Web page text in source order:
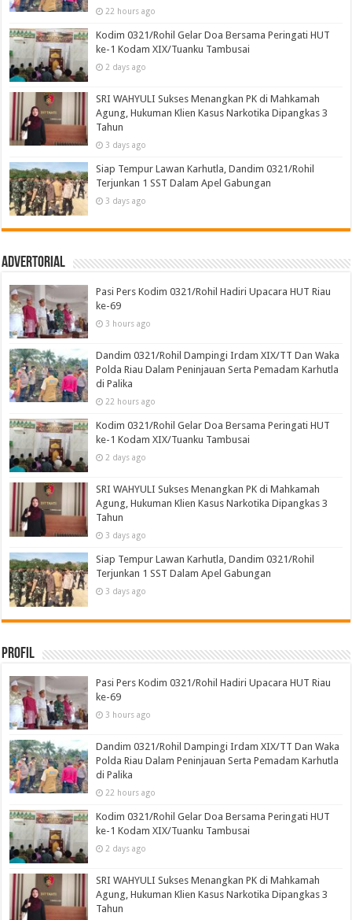
22 hours ago
Kodim 0321/Rohil Gelar Doa Bersama Peringati HUT
ke-1 Kodam XIX/Tuanku Tambusai
2 days ago
SRI WAHYULI Sukses Menangkan PK di Mahkamah
Agung, Hukuman Klien Kasus Narkotika Dipangkas 3
Tahun
3 days ago
Siap Tempur Lawan Karhutla, Dandim 0321/Rohil
Terjunkan 1 SST Dalam Apel Gabungan
3 days ago
Advertorial
Pasi Pers Kodim 0321/Rohil Hadiri Upacara HUT Riau
ke-69
3 hours ago
Dandim 0321/Rohil Dampingi Irdam XIX/TT Dan Waka
Polda Riau Dalam Peninjauan Serta Pemadam Karhutla
di Palika
22 hours ago
Kodim 0321/Rohil Gelar Doa Bersama Peringati HUT
ke-1 Kodam XIX/Tuanku Tambusai
2 days ago
SRI WAHYULI Sukses Menangkan PK di Mahkamah
Agung, Hukuman Klien Kasus Narkotika Dipangkas 3
Tahun
3 days ago
Siap Tempur Lawan Karhutla, Dandim 0321/Rohil
Terjunkan 1 SST Dalam Apel Gabungan
3 days ago
Profil
Pasi Pers Kodim 0321/Rohil Hadiri Upacara HUT Riau
ke-69
3 hours ago
Dandim 0321/Rohil Dampingi Irdam XIX/TT Dan Waka
Polda Riau Dalam Peninjauan Serta Pemadam Karhutla
di Palika
22 hours ago
Kodim 0321/Rohil Gelar Doa Bersama Peringati HUT
ke-1 Kodam XIX/Tuanku Tambusai
2 days ago
SRI WAHYULI Sukses Menangkan PK di Mahkamah
Agung, Hukuman Klien Kasus Narkotika Dipangkas 3
Tahun